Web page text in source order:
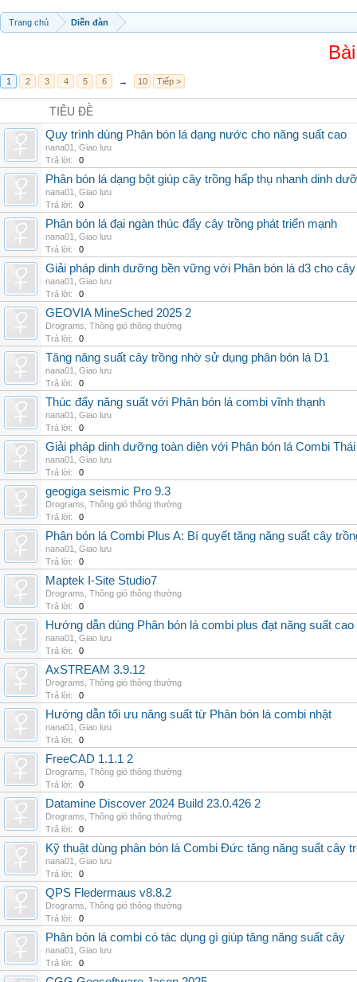
Trang chủ Diễn đàn
1 2 3 4 5 6 → 10 Tiếp >
TIÊU ĐỀ
Quy trình dùng Phân bón lá dạng nước cho năng suất cao
nana01
Giao lưu
Trả lời:
0
Phân bón lá dạng bột giúp cây trồng hấp thụ nhanh dinh
nana01
Giao lưu
Trả lời:
0
Phân bón lá đại ngàn thúc đẩy cây trồng phát triển mạnh
nana01
Giao lưu
Trả lời:
0
Giải pháp dinh dưỡng bền vững với Phân bón lá d3 cho cây
nana01
Giao lưu
Trả lời:
0
GEOVIA MineSched 2025 2
Drograms Thông gió thông thường
Trả lời:
0
Tăng năng suất cây trồng nhờ sử dụng phân bón lá D1
nana01
Giao lưu
Trả lời:
0
Thúc đẩy năng suất với Phân bón lá combi vĩnh thạnh
nana01
Giao lưu
Trả lời:
0
Giải pháp dinh dưỡng toàn diện với Phân bón lá Combi Thái
nana01
Giao lưu
Trả lời:
0
geogiga seismic Pro 9.3
Drograms Thông gió thông thường
Trả lời:
0
Phân bón lá Combi Plus A: Bí quyết tăng năng suất cây
nana01
Giao lưu
Trả lời:
0
Maptek I-Site Studio7
Drograms Thông gió thông thường
Trả lời:
0
Hướng dẫn dùng Phân bón lá combi plus đạt năng suất cao
nana01
Giao lưu
Trả lời:
0
AxSTREAM 3.9.12
Drograms Thông gió thông thường
Trả lời:
0
Hướng dẫn tối ưu năng suất từ Phân bón lá combi nhật
nana01
Giao lưu
Trả lời:
0
FreeCAD 1.1.1 2
Drograms Thông gió thông thường
Trả lời:
0
Datamine Discover 2024 Build 23.0.426 2
Drograms Thông gió thông thường
Trả lời:
0
Kỹ thuật dùng phân bón lá Combi Đức tăng năng suất cây
nana01
Giao lưu
Trả lời:
0
QPS Fledermaus v8.8.2
Drograms Thông gió thông thường
Trả lời:
0
Phân bón lá combi có tác dụng gì giúp tăng năng suất cây
nana01
Giao lưu
Trả lời:
0